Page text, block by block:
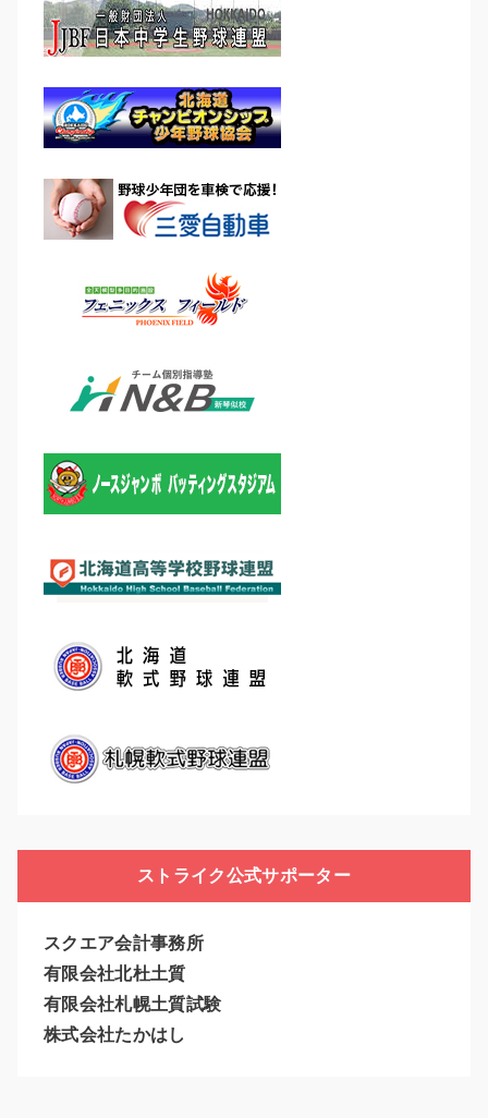
ストライク公式サポーター
スクエア会計事務所
有限会社北杜土質
有限会社札幌土質試験
株式会社たかはし